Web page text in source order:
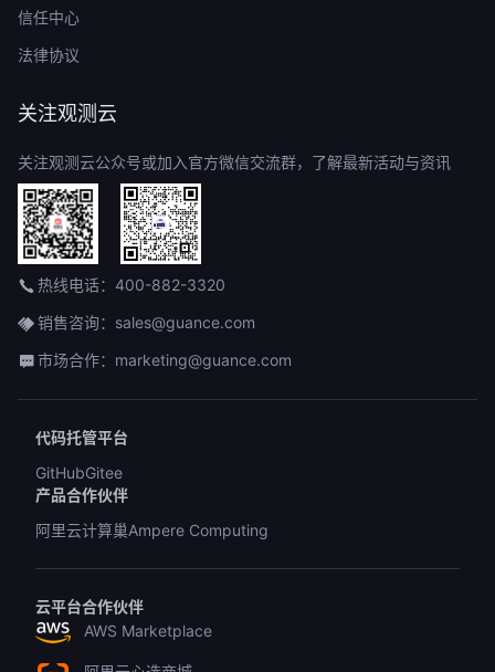
信任中心
法律协议
关注观测云
关注观测云公众号或加入官方微信交流群，了解最新活动与资讯
热线电话：400-882-3320
销售咨询：sales@guance.com
市场合作：marketing@guance.com
代码托管平台
GitHubGitee
产品合作伙伴
阿里云计算巢Ampere Computing
云平台合作伙伴
AWS Marketplace